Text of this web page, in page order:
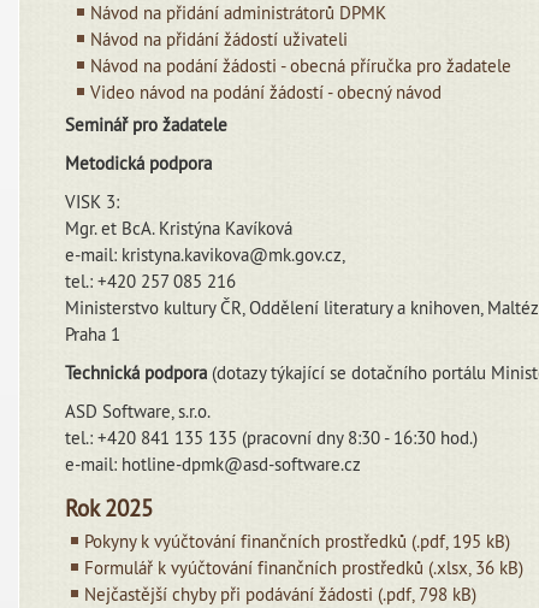
Návod na přidání administrátorů DPMK
Návod na přidání žádostí uživateli
Návod na podání žádosti - obecná příručka pro žadatele
Video návod na podání žádostí - obecný návod
Seminář pro žadatele
Metodická podpora
VISK 3:
Mgr. et BcA. Kristýna Kavíková
e-mail: kristyna.kavikova@mk.gov.cz,
tel.: +420 257 085 216
Ministerstvo kultury ČR, Oddělení literatury a knihoven,
Praha 1
Technická podpora (dotazy týkající se dotačního portálu
ASD Software, s.r.o.
tel.: +420 841 135 135 (pracovní dny 8:30 - 16:30 hod.)
e-mail: hotline-dpmk@asd-software.cz
Rok 2025
Pokyny k vyúčtování finančních prostředků (.pdf, 195 kB)
Formulář k vyúčtování finančních prostředků (.xlsx, 36 kB)
Nejčastější chyby při podávání žádosti (.pdf, 798 kB)